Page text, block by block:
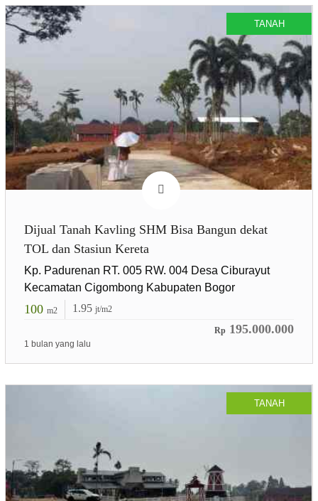
TANAH
Dijual Tanah Kavling SHM Bisa Bangun dekat
TOL dan Stasiun Kereta
Kp. Padurenan RT. 005 RW. 004 Desa Ciburayut
Kecamatan Cigombong Kabupaten Bogor
100 m2 1.95 jt/m2
Rp 195.000.000
1 bulan yang lalu
TANAH